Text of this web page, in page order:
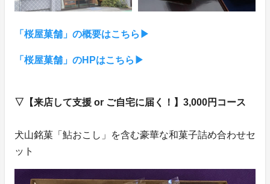
「桜屋菓舗」の概要はこちら▶︎
「桜屋菓舗」のHPはこちら▶︎
▽【来店して支援 or ご自宅に届く！】3,000円コース
犬山銘菓「鮎おこし」を含む豪華な和菓子詰め合わせセ
ット